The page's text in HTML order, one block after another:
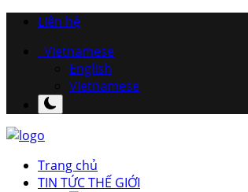
Liên hệ
Vietnamese
English
Vietnamese
Trang chủ
TIN TỨC THẾ GIỚI